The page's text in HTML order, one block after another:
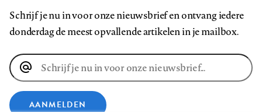
Schrijf je nu in voor onze nieuwsbrief en ontvang iedere
donderdag de meest opvallende artikelen in je mailbox.
E-
mailadres
AANMELDEN